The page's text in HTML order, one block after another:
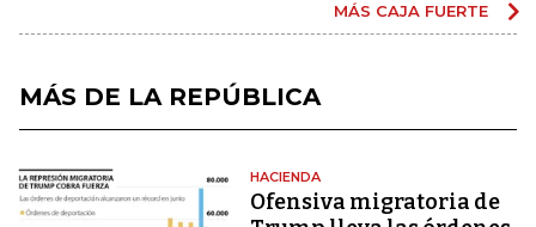
MÁS CAJA FUERTE
MÁS DE LA REPÚBLICA
HACIENDA
Ofensiva migratoria de